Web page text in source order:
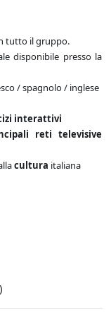
tutto il gruppo.
disponibile presso la
/ spagnolo / inglese
interattivi
reti televisive
cultura italiana
)